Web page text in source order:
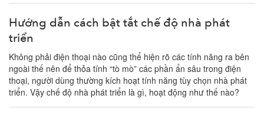
Hướng dẫn cách bật tắt chế độ nhà phát
triển
Không phải điện thoại nào cũng thể hiện rõ các tính năng ra bên
ngoài thế nên để thỏa tính “tò mò” các phần ẩn sâu trong điện
thoại, người dùng thường kích hoạt tính năng tùy chọn nhà phát
triển. Vậy chế độ nhà phát triển là gì, hoạt động như thế nào?